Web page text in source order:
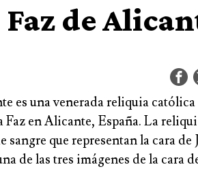
de
es una venerada reliquia católica
Faz en Alicante, España. La
sangre que representan la cara de
de las tres imágenes de la cara